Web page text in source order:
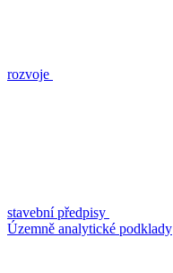
rozvoje
stavební předpisy
Územně analytické podklady